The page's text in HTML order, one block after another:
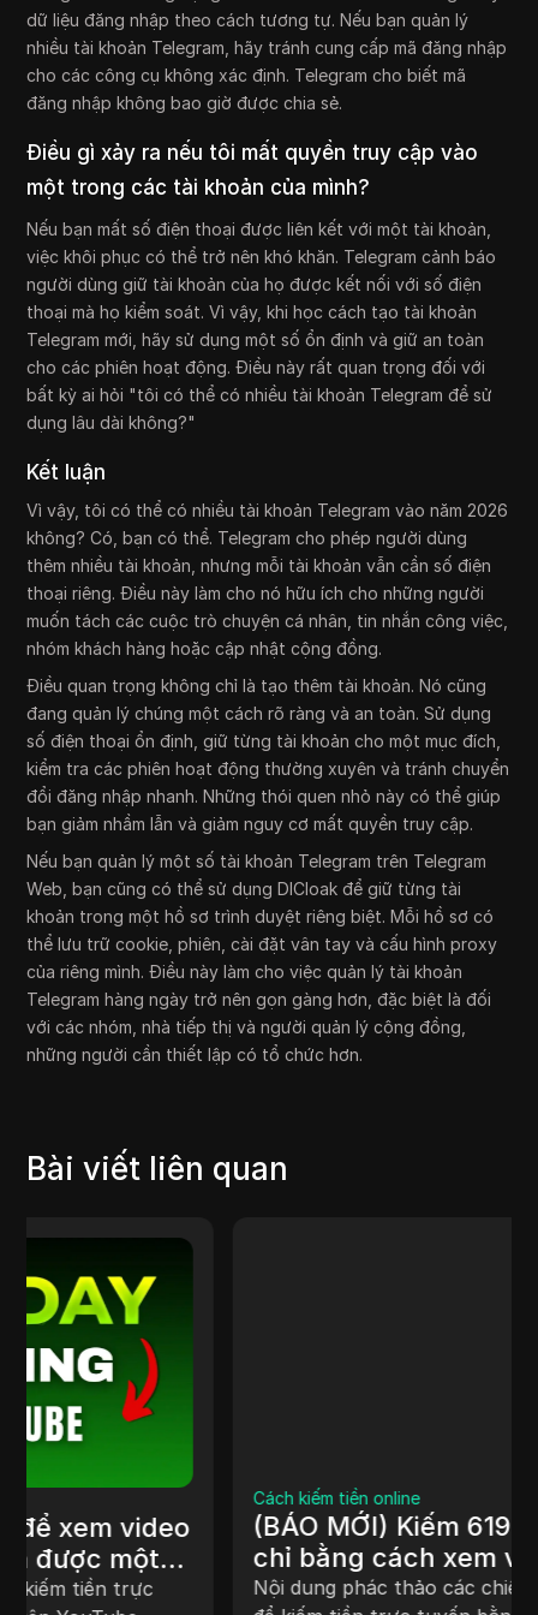
dữ liệu đăng nhập theo cách tương tự. Nếu bạn quản lý
nhiều tài khoản Telegram, hãy tránh cung cấp mã đăng nhập
cho các công cụ không xác định. Telegram cho biết mã
đăng nhập không bao giờ được chia sẻ.
Điều gì xảy ra nếu tôi mất quyền truy cập vào
một trong các tài khoản của mình?
Nếu bạn mất số điện thoại được liên kết với một tài khoản,
việc khôi phục có thể trở nên khó khăn. Telegram cảnh báo
người dùng giữ tài khoản của họ được kết nối với số điện
thoại mà họ kiểm soát. Vì vậy, khi học cách tạo tài khoản
Telegram mới, hãy sử dụng một số ổn định và giữ an toàn
cho các phiên hoạt động. Điều này rất quan trọng đối với
bất kỳ ai hỏi "tôi có thể có nhiều tài khoản Telegram để sử
dụng lâu dài không?"
Kết luận
Vì vậy, tôi có thể có nhiều tài khoản Telegram vào năm 2026
không? Có, bạn có thể. Telegram cho phép người dùng
thêm nhiều tài khoản, nhưng mỗi tài khoản vẫn cần số điện
thoại riêng. Điều này làm cho nó hữu ích cho những người
muốn tách các cuộc trò chuyện cá nhân, tin nhắn công việc,
nhóm khách hàng hoặc cập nhật cộng đồng.
Điều quan trọng không chỉ là tạo thêm tài khoản. Nó cũng
đang quản lý chúng một cách rõ ràng và an toàn. Sử dụng
số điện thoại ổn định, giữ từng tài khoản cho một mục đích,
kiểm tra các phiên hoạt động thường xuyên và tránh chuyển
đổi đăng nhập nhanh. Những thói quen nhỏ này có thể giúp
bạn giảm nhầm lẫn và giảm nguy cơ mất quyền truy cập.
Nếu bạn quản lý một số tài khoản Telegram trên Telegram
Web, bạn cũng có thể sử dụng DICloak để giữ từng tài
khoản trong một hồ sơ trình duyệt riêng biệt. Mỗi hồ sơ có
thể lưu trữ cookie, phiên, cài đặt vân tay và cấu hình proxy
của riêng mình. Điều này làm cho việc quản lý tài khoản
Telegram hàng ngày trở nên gọn gàng hơn, đặc biệt là đối
với các nhóm, nhà tiếp thị và người quản lý cộng đồng,
những người cần thiết lập có tổ chức hơn.
Bài viết liên quan
(BÁO MỚI) Kiếm 619 đô la/ngày
chỉ bằng cách xem video (Kiếm
tiền trực tuyến từ nhà 2025)
Nội dung phác thảo các chiến lược khác nhau